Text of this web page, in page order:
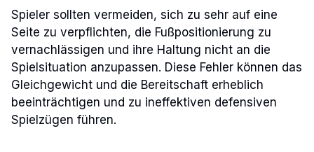
Spieler sollten vermeiden, sich zu sehr auf eine
Seite zu verpflichten, die Fußpositionierung zu
vernachlässigen und ihre Haltung nicht an die
Spielsituation anzupassen. Diese Fehler können das
Gleichgewicht und die Bereitschaft erheblich
beeinträchtigen und zu ineffektiven defensiven
Spielzügen führen.